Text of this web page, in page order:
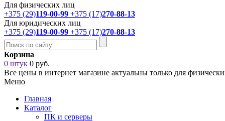
Для физических лиц
+375 (29)119-00-99 +375 (17)270-88-13
Для юридических лиц
+375 (29)119-00-99 +375 (17)270-88-13
Корзина
0 штук 0 руб.
Все цены в интернет магазине актуальны только для
Меню
Главная
Каталог
ПК и серверы